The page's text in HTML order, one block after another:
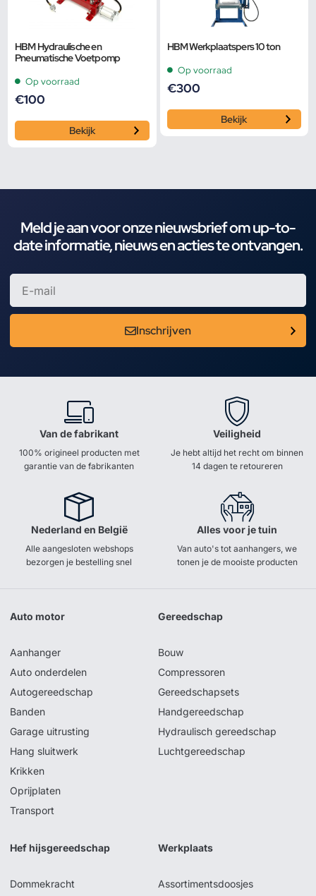
HBM Hydraulische en
Pneumatische Voetpomp
Op voorraad
€100
Bekijk
HBM Werkplaatspers 10 ton
Op voorraad
€300
Bekijk
Meld je aan voor onze nieuwsbrief om up-to-
date informatie, nieuws en acties te ontvangen.
Inschrijven
Van de fabrikant
100% origineel producten met
garantie van de fabrikanten
Veiligheid
Je hebt altijd het recht om binnen
14 dagen te retoureren
Nederland en België
Alle aangesloten webshops
bezorgen je bestelling snel
Alles voor je tuin
Van auto's tot aanhangers, we
tonen je de mooiste producten
Auto motor
Aanhanger
Auto onderdelen
Autogereedschap
Banden
Garage uitrusting
Hang sluitwerk
Krikken
Oprijplaten
Transport
Gereedschap
Bouw
Compressoren
Gereedschapsets
Handgereedschap
Hydraulisch gereedschap
Luchtgereedschap
Hef hijsgereedschap
Dommekracht
Werkplaats
Assortimentsdoosjes